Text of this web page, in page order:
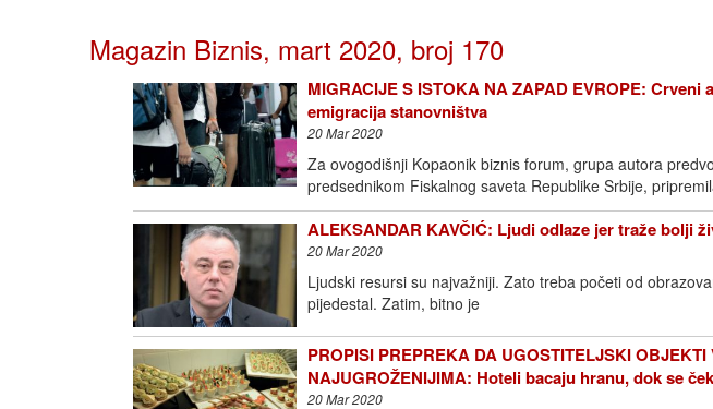
Magazin Biznis, mart 2020, broj 170
MIGRACIJE S ISTOKA NA ZAPAD EVROPE:
emigracija stanovništva
20 Mar 2020
Za ovogodišnji Kopaonik biznis forum, grupa autora
predsednikom Fiskalnog saveta Republike Srbije,
ALEKSANDAR KAVČIĆ: Ljudi odlaze jer traže bolji
20 Mar 2020
Ljudski resursi su najvažniji. Zato treba početi od
pijedestal. Zatim, bitno je
PROPISI PREPREKA DA UGOSTITELJSKI
NAJUGROŽENIJIMA: Hoteli bacaju hranu, dok se
20 Mar 2020